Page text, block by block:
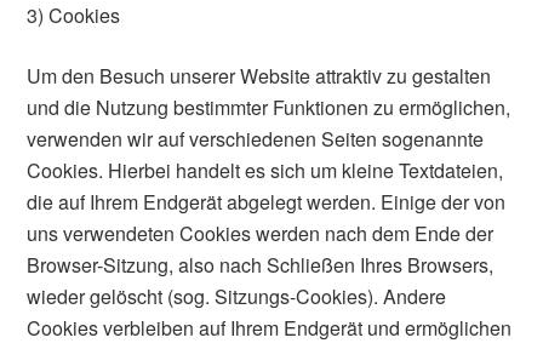
3) Cookies
Um den Besuch unserer Website attraktiv zu gestalten
und die Nutzung bestimmter Funktionen zu ermöglichen,
verwenden wir auf verschiedenen Seiten sogenannte
Cookies. Hierbei handelt es sich um kleine Textdateien,
die auf Ihrem Endgerät abgelegt werden. Einige der von
uns verwendeten Cookies werden nach dem Ende der
Browser-Sitzung, also nach Schließen Ihres Browsers,
wieder gelöscht (sog. Sitzungs-Cookies). Andere
Cookies verbleiben auf Ihrem Endgerät und ermöglichen